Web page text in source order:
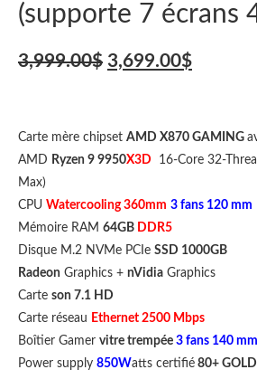
(supporte 7 écrans
3,999.00$ 3,699.00$
Carte mère chipset AMD X870 GAMING
AMD Ryzen 9 9950X3D 16-Core 32-
Max)
CPU Watercooling 360mm 3 fans 120 mm
Mémoire RAM 64GB DDR5
Disque M.2 NVMe PCIe SSD 1000GB
Radeon Graphics + nVidia Graphics
Carte son 7.1 HD
Carte réseau Ethernet 2500 Mbps
Boîtier Gamer vitre trempée 3 fans 140 mm
Power supply 850Watts certifié 80+ GOLD